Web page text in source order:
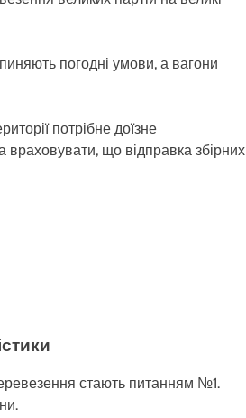
погодні умови, а вагони
потрібне доїзне
що відправка збірних
стають питанням №1.